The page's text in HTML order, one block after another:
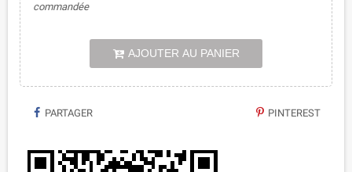
commandée
AJOUTER AU PANIER
PARTAGER PINTEREST